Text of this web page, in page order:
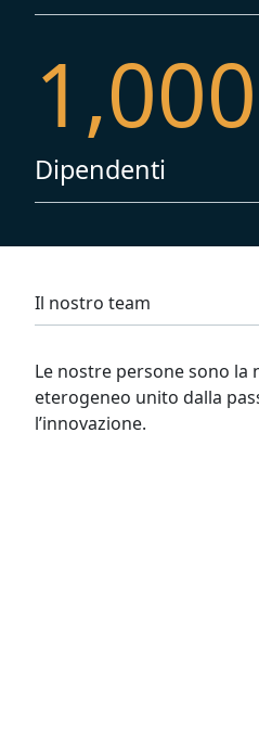
1,000
Dipendenti
Il nostro team
Le nostre persone sono la
eterogeneo unito dalla
l’innovazione.